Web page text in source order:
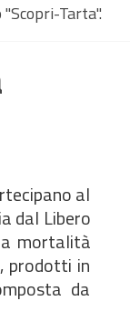
Tarta".
al
dal Libero
mortalità
prodotti in
da